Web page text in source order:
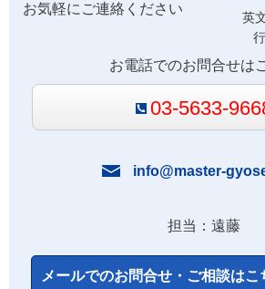
英
お気軽にご連絡ください
お電話でのお問合せは
03-5633-
info@master-
担当：遠藤
メールでのお問合せ・ご相談はこ